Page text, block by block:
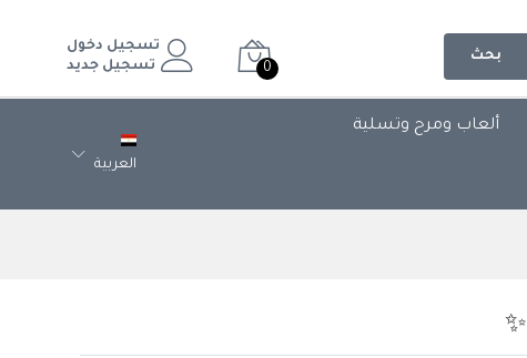
بحث
0
تسجيل دخول
تسجيل جديد
ألعاب ومرح وتسلية
العربية